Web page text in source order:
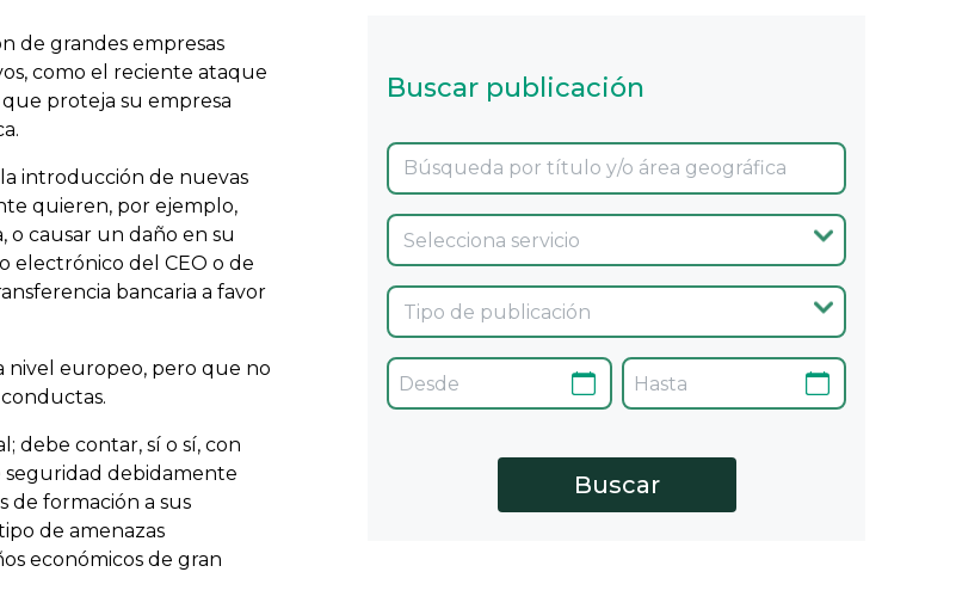
de grandes empresas
como el reciente ataque
proteja su empresa
introducción de nuevas
quieren, por ejemplo,
o causar un daño en su
electrónico del CEO o de
bancaria a favor
nivel europeo, pero que no
debe contar, sí o sí, con
seguridad debidamente
de formación a sus
de amenazas
económicos de gran
Buscar publicación